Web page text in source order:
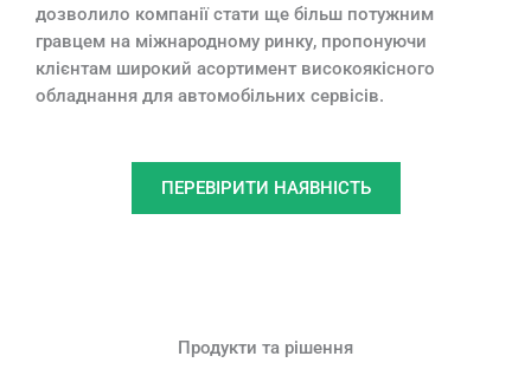
дозволило компанії стати ще більш потужним
гравцем на міжнародному ринку, пропонуючи
клієнтам широкий асортимент високоякісного
обладнання для автомобільних сервісів.
ПЕРЕВІРИТИ НАЯВНІСТЬ
Продукти та рішення